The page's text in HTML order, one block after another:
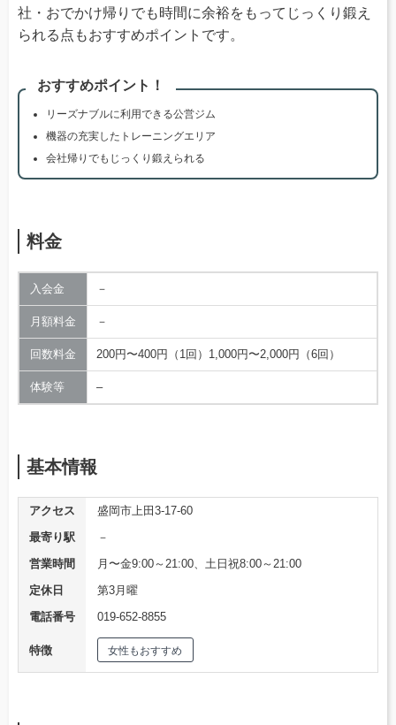
社・おでかけ帰りでも時間に余裕をもってじっくり鍛え
られる点もおすすめポイントです。
おすすめポイント！
リーズナブルに利用できる公営ジム
機器の充実したトレーニングエリア
会社帰りでもじっくり鍛えられる
料金
入会金 －
月額料金 －
回数料金 200円〜400円（1回）1,000円〜2,000円（6回）
体験等 –
基本情報
アクセス
盛岡市上田3-17-60
最寄り駅
－
営業時間
月〜金9:00～21:00、土日祝8:00～21:00
定休日
第3月曜
電話番号
019-652-8855
特徴 女性もおすすめ